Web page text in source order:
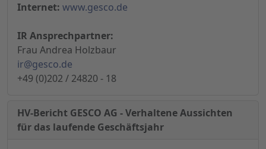
Internet: www.gesco.de
IR Ansprechpartner:
Frau Andrea Holzbaur
ir@gesco.de
+49 (0)202 / 24820 - 18
HV-Bericht GESCO AG - Verhaltene Aussichten
für das laufende Geschäftsjahr